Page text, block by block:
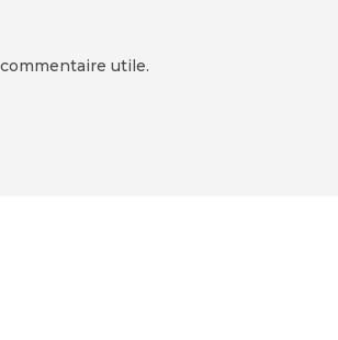
utile.